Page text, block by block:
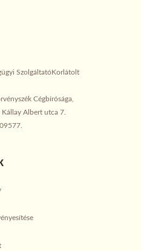
SzolgáltatóKorlátolt
Cégbírósága,
Kállay Albert utca 7.